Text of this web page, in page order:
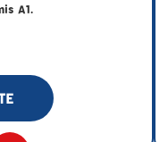
A1.